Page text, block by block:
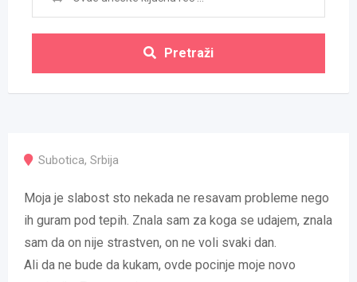
Pretraži
Subotica, Srbija
Moja je slabost sto nekada ne resavam probleme nego
ih guram pod tepih. Znala sam za koga se udajem, znala
sam da on nije strastven, on ne voli svaki dan.
Ali da ne bude da kukam, ovde pocinje moje novo